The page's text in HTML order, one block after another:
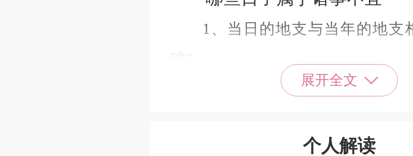
1、当日的地支与当年的地支
破”;
2、当日的地支与当月的地支相
3、立春、立夏、立秋、立冬前
展开全文
个人解读